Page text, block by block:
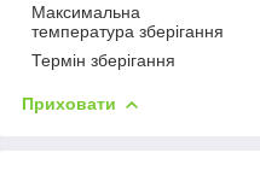
Максимальна
температура зберігання
Термін зберігання
Приховати